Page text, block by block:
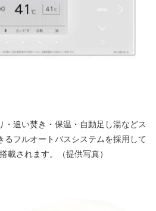
・追い焚き・保温・自動足し湯などス
るフルオートバスシステムを採用して
されます。（提供写真）